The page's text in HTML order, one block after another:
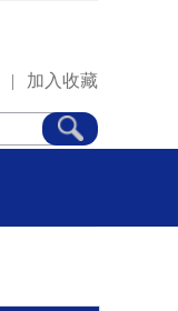
| 加入收藏